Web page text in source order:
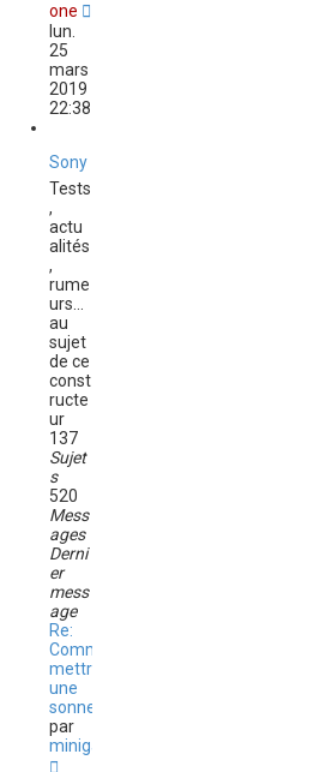
one
s
lun.
25
mars
2019
22:38
Sony
Tests
,
actu
alités
,
rume
urs...
au
sujet
de ce
const
ructe
ur
137
Sujet
s
520
Mess
ages
Derni
er
mess
age
Re:
Comment
mettre
une
sonner…
par
minigame